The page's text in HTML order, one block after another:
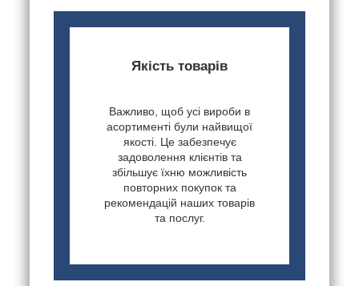
Якість товарів
Важливо, щоб усі вироби в
асортименті були найвищої
якості. Це забезпечує
задоволення клієнтів та
збільшує їхню можливість
повторних покупок та
рекомендацій наших товарів
та послуг.